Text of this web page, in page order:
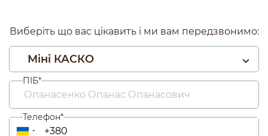
Виберіть що вас цікавить і ми вам передзвонимо:
Міні КАСКО
ПІБ*
Телефон*
▼